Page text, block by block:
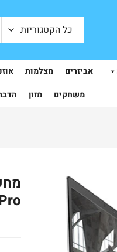
כל הקטגוריות
אביזרים מצלמות
משחקים
מזון